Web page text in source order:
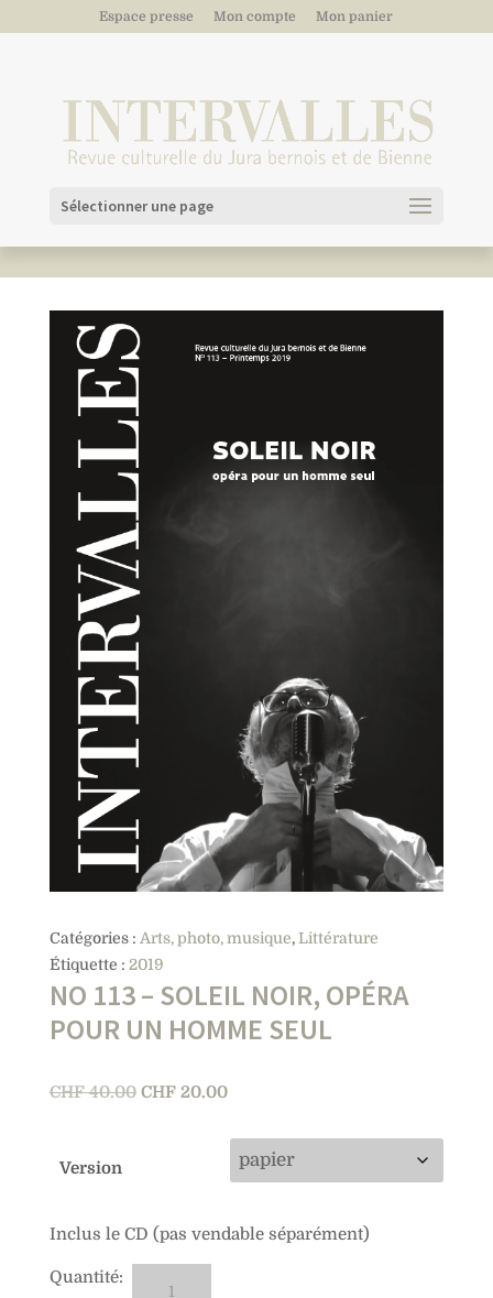
Espace presse Mon compte Mon panier
Sélectionner une page
Catégories : Arts, photo, musique,Littérature
Étiquette : 2019
NO 113 – SOLEIL NOIR, OPÉRA
POUR UN HOMME SEUL
CHF40.00 Le
CHF20.00Le
actuel
est :
Version
Inclus le CD (pas vendable séparément)